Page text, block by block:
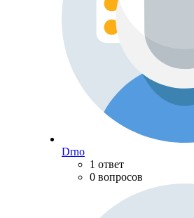
Drno
1 ответ
0 вопросов